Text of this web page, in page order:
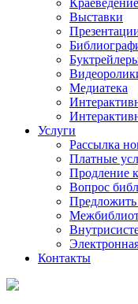
Краеведение
Выставки
Медиатека
Услуги
Рассылка
Платные
Продление
Вопрос
Контакты